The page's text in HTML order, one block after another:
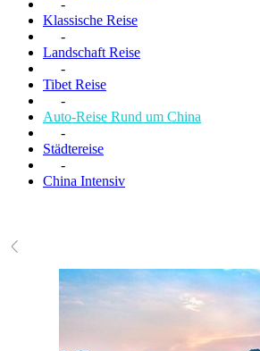
-
Klassische Reise
-
Landschaft Reise
-
Tibet Reise
-
Auto-Reise Rund um China
-
Städtereise
-
China Intensiv